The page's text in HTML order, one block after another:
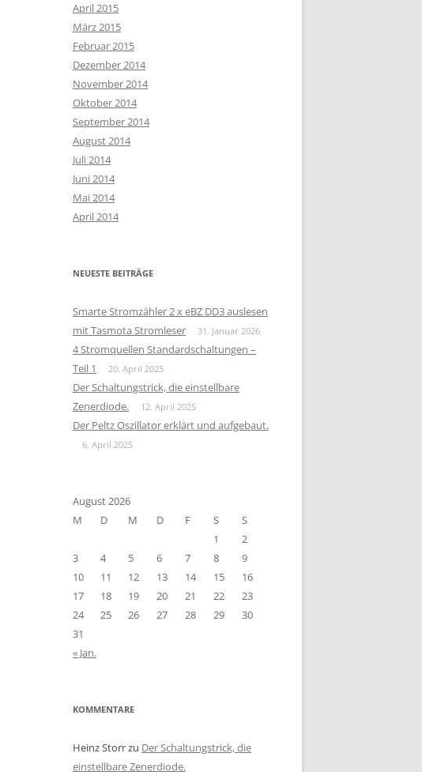
April 2015
März 2015
Februar 2015
Dezember 2014
November 2014
Oktober 2014
September 2014
August 2014
Juli 2014
Juni 2014
Mai 2014
April 2014
NEUESTE BEITRÄGE
Smarte Stromzähler 2 x eBZ DD3 auslesen
mit Tasmota Stromleser
31. Januar 2026
4 Stromquellen Standardschaltungen –
Teil 1
20. April 2025
Der Schaltungstrick, die einstellbare
Zenerdiode.
12. April 2025
Der Peltz Oszillator erklärt und aufgebaut.
6. April 2025
August 2026
M
D M D F S
S
1
2
3
4 5 6 7 8
9
10
11 12 13 14 15
16
17
18 19 20 21 22
23
24
25 26 27 28 29
30
31
« Jan.
KOMMENTARE
Heinz Storrzu Der Schaltungstrick, die
einstellbare Zenerdiode.